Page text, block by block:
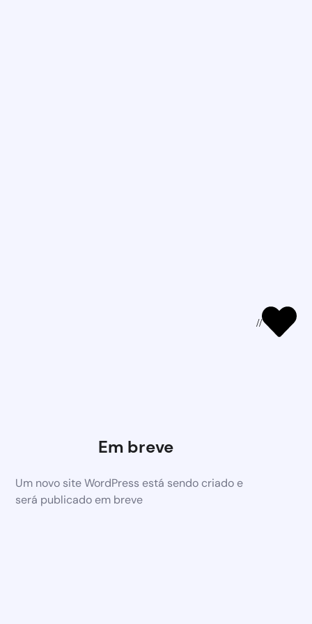
Em breve
Um novo site WordPress está sendo criado e
será publicado em breve
//